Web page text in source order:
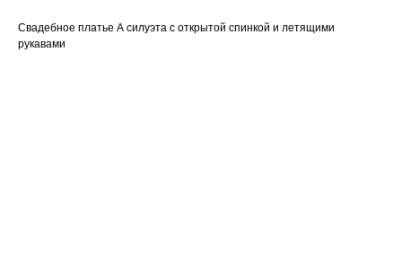
Свадебное платье А силуэта с открытой спинкой и летящими
рукавами